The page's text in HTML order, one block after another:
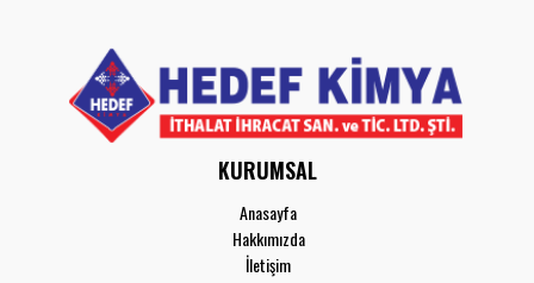
KURUMSAL
Anasayfa
Hakkımızda
İletişim